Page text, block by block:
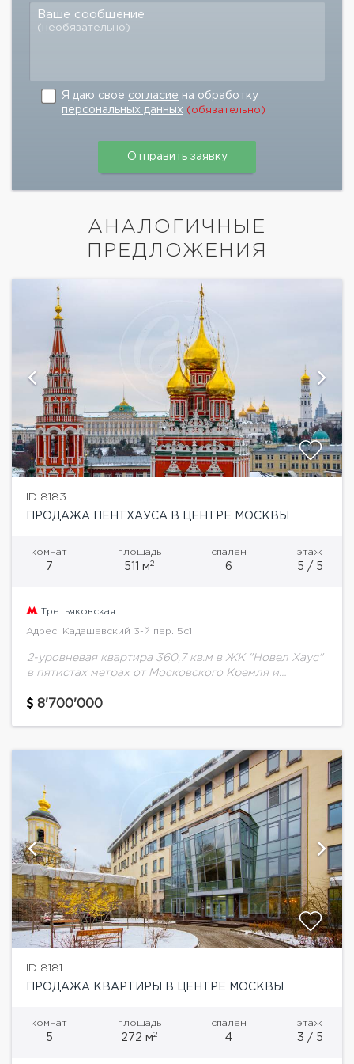
Ваше сообщение
(необязательно)
Я даю свое согласие на обработку
персональных данных (обязательно)
АНАЛОГИЧНЫЕ
ПРЕДЛОЖЕНИЯ
ID 8183
ПРОДАЖА ПЕНТХАУСА В ЦЕНТРЕ МОСКВЫ
комнат
7
площадь
511 м2
спален
6
этаж
5 / 5
Третьяковская
Адрес: Кадашевский 3-й пер. 5с1
2-уровневая квартира 360,7 кв.м в ЖК "Новел Хаус"
в пятистах метрах от Московского Кремля и
Третьяковской галереи. Из окон открываются
8'700'000
ID 8181
ПРОДАЖА КВАРТИРЫ В ЦЕНТРЕ МОСКВЫ
комнат
5
площадь
272 м2
спален
4
этаж
3 / 5